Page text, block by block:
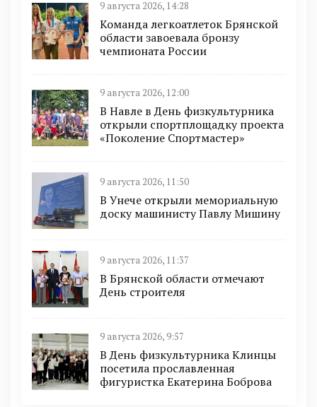
9 августа 2026, 14:28
Команда легкоатлеток Брянской
области завоевала бронзу
чемпионата России
9 августа 2026, 12:00
В Навле в День физкультурника
открыли спортплощадку проекта
«Поколение Спортмастер»
9 августа 2026, 11:50
В Унече открыли мемориальную
доску машинисту Павлу Мишину
9 августа 2026, 11:37
В Брянской области отмечают
День строителя
9 августа 2026, 9:57
В День физкультурника Клинцы
посетила прославленная
фигуристка Екатерина Боброва